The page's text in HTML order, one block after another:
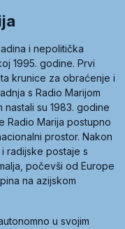
i nepolitička
1995. godine. Prvi
krunice za obraćenje i
s Radio Marijom
nastali su 1983. godine
Radio Marija postupno
prostor. Nakon
radijske postaje s
počevši od Europe
na azijskom
u svojim